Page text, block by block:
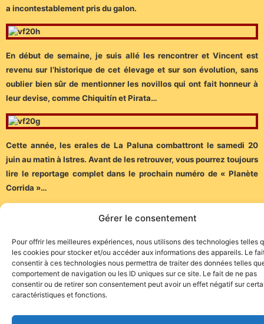
Gérer le consentement
Pour offrir les meilleures expériences, nous utilisons des technologies telles
les cookies pour stocker et/ou accéder aux informations des appareils. Le
consentir à ces technologies nous permettra de traiter des données telles
comportement de navigation ou les ID uniques sur ce site. Le fait de ne pas
consentir ou de retirer son consentement peut avoir un effet négatif sur
caractéristiques et fonctions.
a incontestablement pris du galon.
En début de semaine, je suis allé les rencontrer et Vincent est
revenu sur l’historique de cet élevage et sur son évolution, sans
oublier bien sûr de mentionner les novillos qui ont fait honneur à
leur devise, comme Chiquitín et Pirata…
Cette année, les erales de La Paluna combattront le samedi 20
juin au matin à Istres. Avant de les retrouver, vous pourrez toujours
lire le reportage complet dans le prochain numéro de « Planète
Corrida »…
Site de l'association TOROFIESTA